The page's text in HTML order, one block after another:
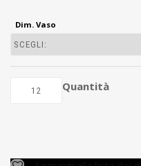
Dim. Vaso
Quantità